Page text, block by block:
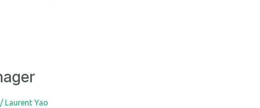
Laurent Yao